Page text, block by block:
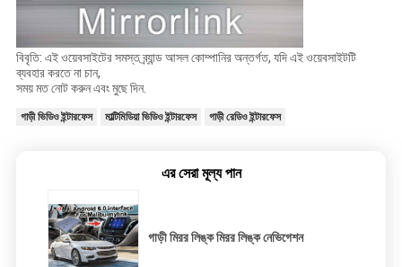
বিবৃতি: এই ওয়েবসাইটের সমস্ত ব্র্যান্ড আসল কোম্পানির অন্তর্গত, যদি এই ওয়েবসাইটটি
ব্যবহার করতে না চান,
সময় মত নোট করুন এবং মুছে দিন.
গাড়ী ভিডিও ইন্টারফেস মাল্টিমিডিয়া ভিডিও ইন্টারফেস গাড়ী রেডিও ইন্টারফেস
এর সেরা মূল্য পান
গাড়ী মিরর লিঙ্ক মিরর লিঙ্ক নেভিগেশন